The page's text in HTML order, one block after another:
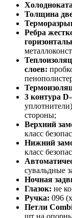
Толщина
Ребра
слоев:
3 контура
стороны;
Верхний
класс
Нижний
класс
сувальдные
Ночная
Глазок: не
Ручка: 096
Петли